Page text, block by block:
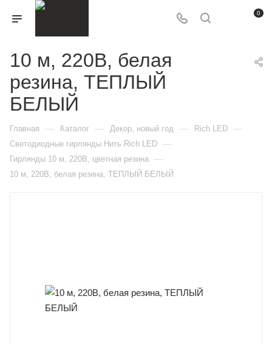
0
10 м, 220В, белая
резина, ТЕПЛЫЙ
БЕЛЫЙ
Главная — Каталог — Декор, новый год — Rich LED —
Светодиодные гирлянды Нить Rich LED —
Гирлянды 10 м, 220В, цветная резина —
10 м, 220В, белая резина, ТЕПЛЫЙ БЕЛЫЙ